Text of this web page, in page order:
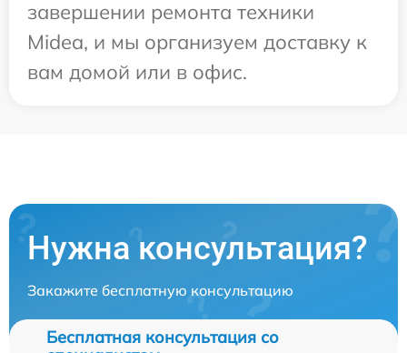
завершении ремонта техники
Midea, и мы организуем доставку к
вам домой или в офис.
Нужна консультация?
Закажите бесплатную консультацию
Бесплатная консультация со